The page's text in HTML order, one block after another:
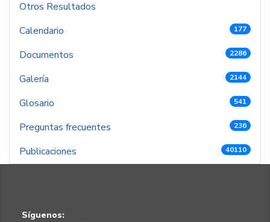
Otros Resultados
Calendario
177
Documentos 2286
Galería 2144
Glosario 541
Preguntas frecuentes 236
Publicaciones 40110
Síguenos: